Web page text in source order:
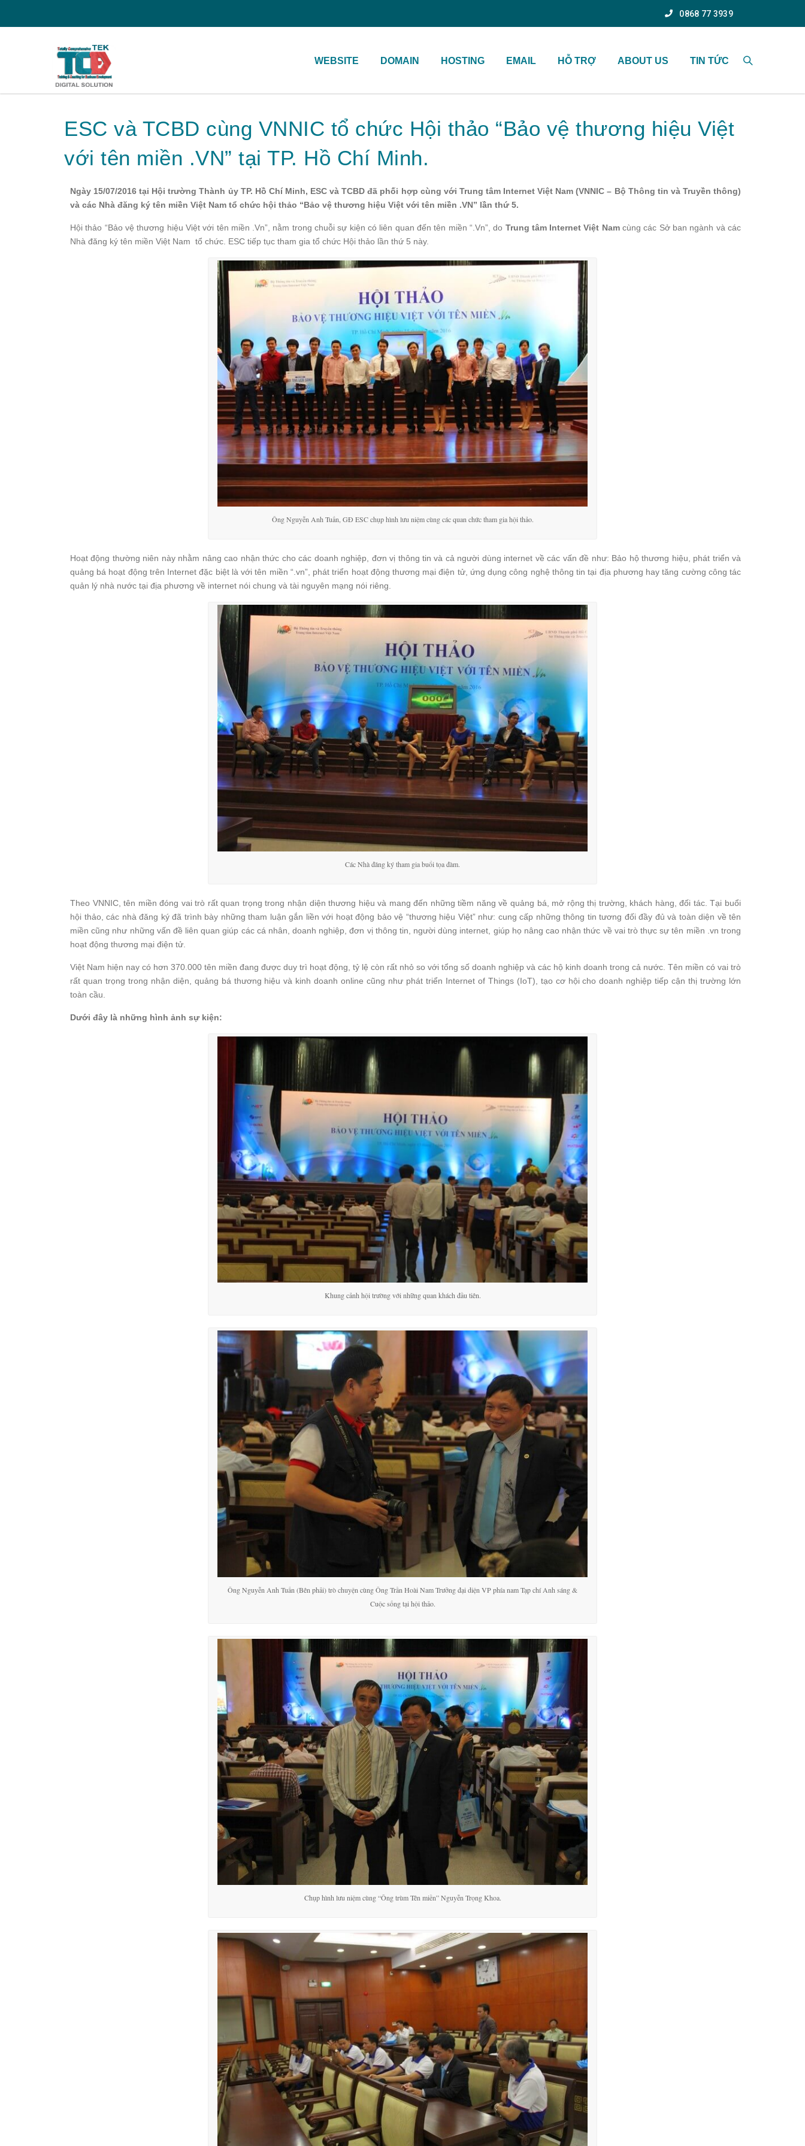
0868 77 3939
WEBSITE DOMAIN HOSTING EMAIL HỖ TRỢ ABOUT US TIN TỨC
ESC và TCBD cùng VNNIC tổ chức Hội thảo “Bảo vệ thương hiệu Việt
với tên miền .VN” tại TP. Hồ Chí Minh.
Ngày 15/07/2016 tại Hội trường Thành ủy TP. Hồ Chí Minh, ESC và TCBD đã phối hợp cùng với Trung tâm Internet Việt Nam (VNNIC – Bộ Thông tin và Truyền thông)
và các Nhà đăng ký tên miền Việt Nam tổ chức hội thảo “Bảo vệ thương hiệu Việt với tên miền .VN” lần thứ 5.
Hội thảo “Bảo vệ thương hiệu Việt với tên miền .Vn”, nằm trong chuỗi sự kiện có liên quan đến tên miền “.Vn”, do Trung tâm Internet Việt Namcùng các Sở ban ngành và các
Nhà đăng ký tên miền Việt Nam tổ chức. ESC tiếp tục tham gia tổ chức Hội thảo lần thứ 5 này.
Ông Nguyễn Anh Tuấn, GĐ ESC chụp hình lưu niệm cùng các quan chức tham gia hội thảo.
Hoạt động thường niên này nhằm nâng cao nhận thức cho các doanh nghiệp, đơn vị thông tin và cả người dùng internet về các vấn đề như: Bảo hộ thương hiệu, phát triển và
quảng bá hoạt động trên Internet đặc biệt là với tên miền “.vn”, phát triển hoạt động thương mại điện tử, ứng dụng công nghệ thông tin tại địa phương hay tăng cường công tác
quản lý nhà nước tại địa phương về internet nói chung và tài nguyên mạng nói riêng.
Các Nhà đăng ký tham gia buổi tọa đàm.
Theo VNNIC, tên miền đóng vai trò rất quan trọng trong nhận diện thương hiệu và mang đến những tiềm năng về quảng bá, mở rộng thị trường, khách hàng, đối tác. Tại buổi
hội thảo, các nhà đăng ký đã trình bày những tham luận gắn liền với hoạt động bảo vệ “thương hiệu Việt” như: cung cấp những thông tin tương đối đầy đủ và toàn diện về tên
miền cũng như những vấn đề liên quan giúp các cá nhân, doanh nghiệp, đơn vị thông tin, người dùng internet, giúp họ nâng cao nhận thức về vai trò thực sự tên miền .vn trong
hoạt động thương mại điện tử.
Việt Nam hiện nay có hơn 370.000 tên miền đang được duy trì hoạt động, tỷ lệ còn rất nhỏ so với tổng số doanh nghiệp và các hộ kinh doanh trong cả nước. Tên miền có vai trò
rất quan trọng trong nhận diện, quảng bá thương hiệu và kinh doanh online cũng như phát triển Internet of Things (IoT), tạo cơ hội cho doanh nghiệp tiếp cận thị trường lớn
toàn cầu.
Dưới đây là những hình ảnh sự kiện:
Khung cảnh hội trường với những quan khách đầu tiên.
Ông Nguyễn Anh Tuấn (Bên phải) trò chuyện cùng Ông Trần Hoài Nam Trưởng đại diện VP phía nam Tạp chí Anh sáng &
Cuộc sống tại hội thảo.
Chụp hình lưu niệm cùng “Ông trùm Tên miền” Nguyễn Trọng Khoa.